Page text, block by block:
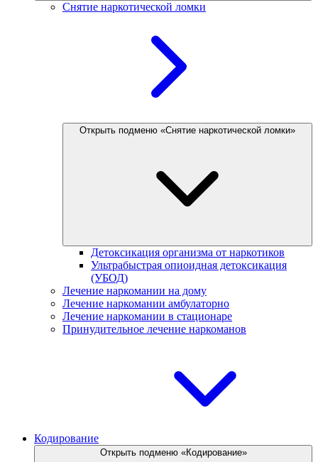
Снятие наркотической ломки
Открыть подменю «Снятие наркотической ломки»
Детоксикация организма от наркотиков
Ультрабыстрая опиоидная детоксикация
(УБОД)
Лечение наркомании на дому
Лечение наркомании амбулаторно
Лечение наркомании в стационаре
Принудительное лечение наркоманов
Кодирование
Открыть подменю «Кодирование»